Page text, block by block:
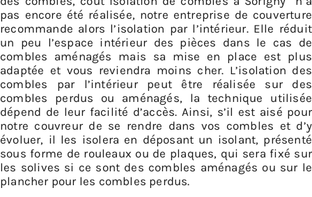
pas encore été réalisée, notre entreprise de couverture
recommande alors l’isolation par l’intérieur. Elle réduit
un peu l’espace intérieur des pièces dans le cas de
combles aménagés mais sa mise en place est plus
adaptée et vous reviendra moins cher. L’isolation des
combles par l’intérieur peut être réalisée sur des
combles perdus ou aménagés, la technique utilisée
dépend de leur facilité d’accès. Ainsi, s’il est aisé pour
notre couvreur de se rendre dans vos combles et d’y
évoluer, il les isolera en déposant un isolant, présenté
sous forme de rouleaux ou de plaques, qui sera fixé sur
les solives si ce sont des combles aménagés ou sur le
plancher pour les combles perdus.